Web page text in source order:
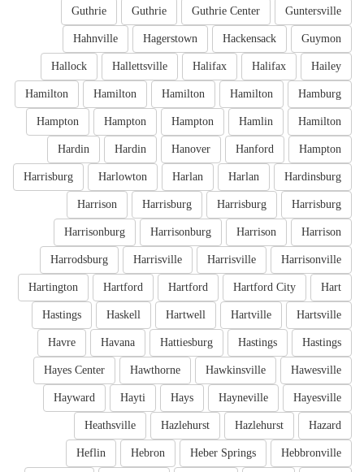
Guntersville
Guthrie Center
Guthrie
Guthrie
Guymon
Hackensack
Hagerstown
Hahnville
Hailey
Halifax
Halifax
Hallettsville
Hallock
Hamburg
Hamilton
Hamilton
Hamilton
Hamilton
Hamilton
Hamlin
Hampton
Hampton
Hampton
Hampton
Hanford
Hanover
Hardin
Hardin
Hardinsburg
Harlan
Harlan
Harlowton
Harrisburg
Harrisburg
Harrisburg
Harrisburg
Harrison
Harrison
Harrison
Harrisonburg
Harrisonburg
Harrisonville
Harrisville
Harrisville
Harrodsburg
Hart
Hartford City
Hartford
Hartford
Hartington
Hartsville
Hartville
Hartwell
Haskell
Hastings
Hastings
Hastings
Hattiesburg
Havana
Havre
Hawesville
Hawkinsville
Hawthorne
Hayes Center
Hayesville
Hayneville
Hays
Hayti
Hayward
Hazard
Hazlehurst
Hazlehurst
Heathsville
Hebbronville
Heber Springs
Hebron
Heflin